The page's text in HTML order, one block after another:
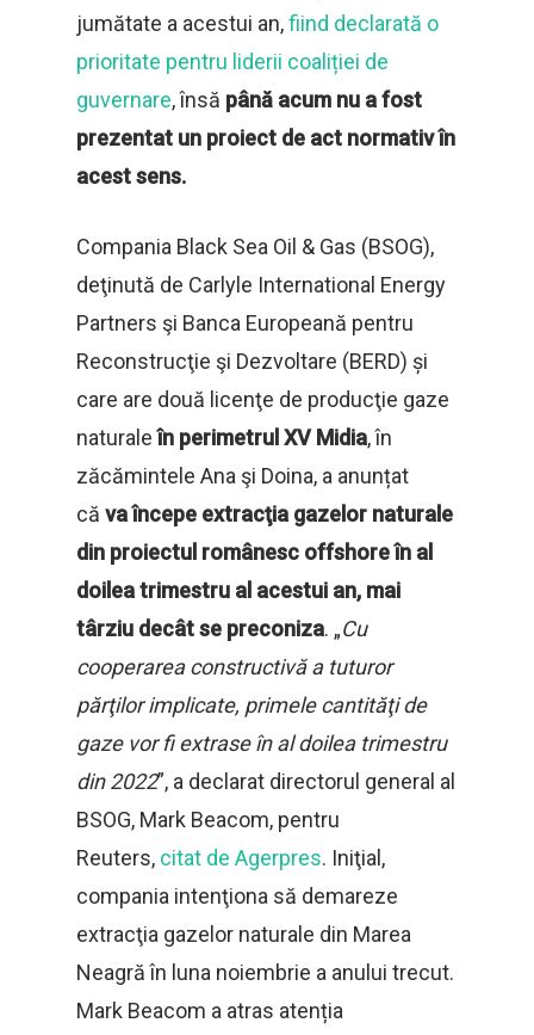
jumătate a acestui an,fiind declarată o
prioritate pentru liderii coaliției de
guvernare, însă până acum nu a fost
prezentat un proiect de act normativ în
acest sens.
Compania Black Sea Oil & Gas (BSOG),
deţinută de Carlyle International Energy
Partners şi Banca Europeană pentru
Reconstrucţie şi Dezvoltare (BERD) și
care are două licenţe de producţie gaze
naturaleîn perimetrul XV Midia, în
zăcămintele Ana şi Doina, a anunțat
că va începe extracţia gazelor naturale
din proiectul românesc offshore în al
doilea trimestru al acestui an, mai
târziu decât se preconiza. „Cu
cooperarea constructivă a tuturor
părţilor implicate, primele cantităţi de
gaze vor fi extrase în al doilea trimestru
din 2022”, a declarat directorul general al
BSOG, Mark Beacom, pentru
Reuters, citat de Agerpres. Iniţial,
compania intenţiona să demareze
extracţia gazelor naturale din Marea
Neagră în luna noiembrie a anului trecut.
Mark Beacom a atras atenția